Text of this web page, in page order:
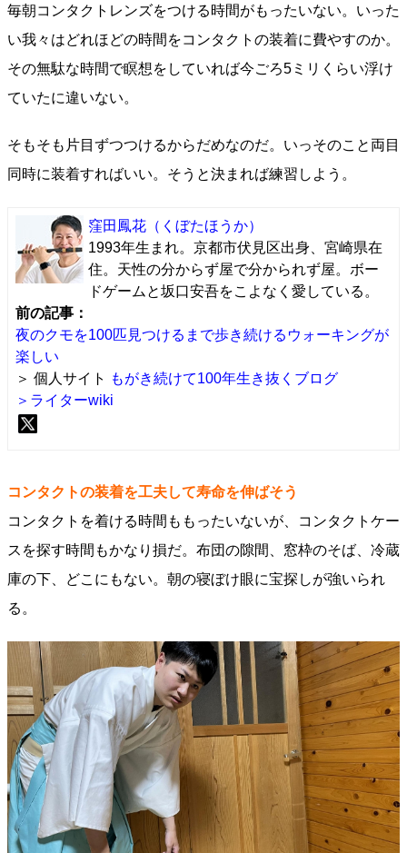
毎朝コンタクトレンズをつける時間がもったいない。いった
い我々はどれほどの時間をコンタクトの装着に費やすのか。
その無駄な時間で瞑想をしていれば今ごろ5ミリくらい浮け
ていたに違いない。
そもそも片目ずつつけるからだめなのだ。いっそのこと両目
同時に装着すればいい。そうと決まれば練習しよう。
窪田鳳花 （くぼたほうか）
1993年生まれ。京都市伏見区出身、宮崎県在
住。天性の分からず屋で分かられず屋。ボー
ドゲームと坂口安吾をこよなく愛している。
前の記事：
夜のクモを100匹見つけるまで歩き続けるウォーキングが
楽しい
＞ 個人サイト
もがき続けて100年生き抜くブログ
＞ライターwiki
コンタクトの装着を工夫して寿命を伸ばそう
コンタクトを着ける時間ももったいないが、コンタクトケー
スを探す時間もかなり損だ。布団の隙間、窓枠のそば、冷蔵
庫の下、どこにもない。朝の寝ぼけ眼に宝探しが強いられ
る。